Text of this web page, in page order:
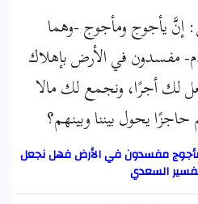
إنَّ يأجوج ومأجوج -وهما
مفسدون في الأرض بإهلاك
لك أجرًا، ونجمع لك مالا
يحول بيننا وبينهم؟
ومأجوج مفسدون في الأرض فهل نجعل
السعدي